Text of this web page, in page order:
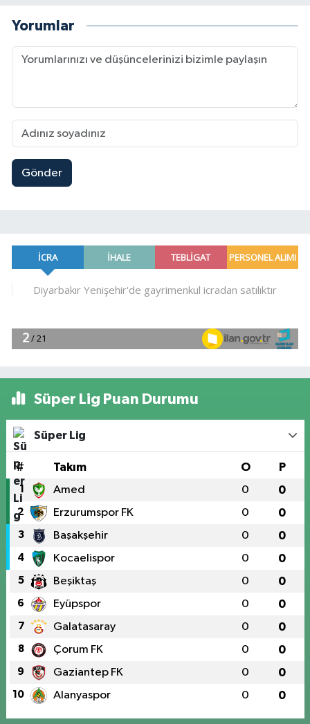
Yorumlar
Gönder
Süper Lig Puan Durumu
Süper Lig
# Takım O P
1 Amed 0 0
2 Erzurumspor FK 0 0
3 Başakşehir 0 0
4 Kocaelispor 0 0
5 Beşiktaş 0 0
6 Eyüpspor 0 0
7 Galatasaray 0 0
8 Çorum FK 0 0
9 Gaziantep FK 0 0
10 Alanyaspor 0 0